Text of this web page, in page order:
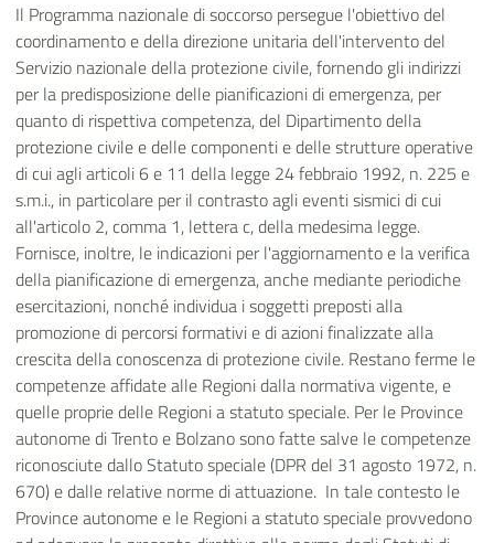
Il Programma nazionale di soccorso persegue l'obiettivo del
coordinamento e della direzione unitaria dell'intervento del
Servizio nazionale della protezione civile, fornendo gli indirizzi
per la predisposizione delle pianificazioni di emergenza, per
quanto di rispettiva competenza, del Dipartimento della
protezione civile e delle componenti e delle strutture operative
di cui agli articoli 6 e 11 della legge 24 febbraio 1992, n. 225 e
s.m.i., in particolare per il contrasto agli eventi sismici di cui
all'articolo 2, comma 1, lettera c, della medesima legge.
Fornisce, inoltre, le indicazioni per l'aggiornamento e la verifica
della pianificazione di emergenza, anche mediante periodiche
esercitazioni, nonché individua i soggetti preposti alla
promozione di percorsi formativi e di azioni finalizzate alla
crescita della conoscenza di protezione civile. Restano ferme le
competenze affidate alle Regioni dalla normativa vigente, e
quelle proprie delle Regioni a statuto speciale. Per le Province
autonome di Trento e Bolzano sono fatte salve le competenze
riconosciute dallo Statuto speciale (DPR del 31 agosto 1972, n.
670) e dalle relative norme di attuazione. In tale contesto le
Province autonome e le Regioni a statuto speciale provvedono